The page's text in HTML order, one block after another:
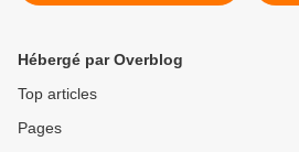
Hébergé par Overblog
Top articles
Pages